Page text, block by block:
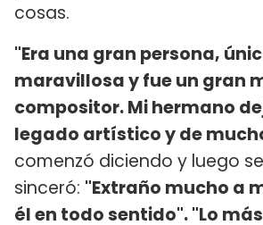
cosas.
"Era una gran persona,
maravillosa y fue un gran
compositor. Mi hermano
legado artístico y de
comenzó diciendo y luego se
sinceró: "Extraño mucho a
él en todo sentido". "Lo